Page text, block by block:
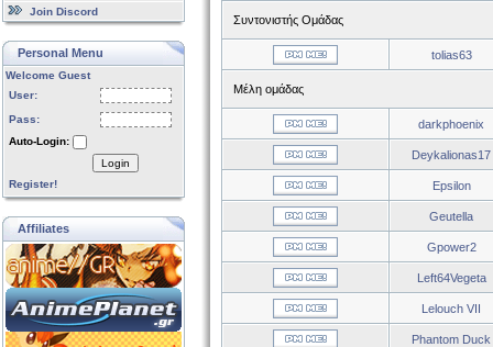
Join Discord
Personal Menu
Welcome Guest
User:
Pass:
Auto-Login:
Login
Register!
Affiliates
Συντονιστής Ομάδας
tolias63
Μέλη ομάδας
darkphoenix
Deykalionas17
Epsilon
Geutella
Gpower2
Left64Vegeta
Lelouch VII
Phantom Duck